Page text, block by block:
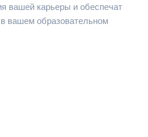
вашей карьеры и обеспечат
вашем образовательном